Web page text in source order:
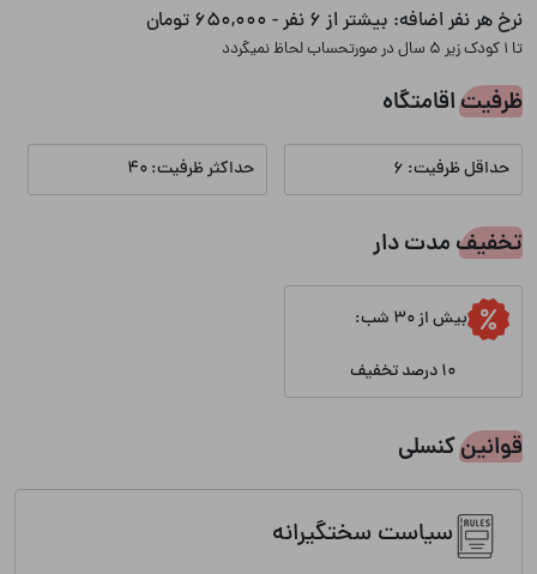
ایمنی
کپسول آتش نشانی
انشعابات
آب
گاز
نرخ هر نفر اضافه: بیشتر از 6 نفر - 650,000 تومان
تا 1 کودک زیر 5 سال در صورتحساب لحاظ نمیگردد
ظرفیت اقامتگاه
حداقل ظرفیت: 6 حداکثر ظرفیت: 40
تخفیف مدت دار
بیش از 30 شب:
10 درصد تخفیف
قوانین کنسلی
سیاست سختگیرانه